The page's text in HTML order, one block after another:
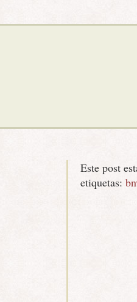
Este post
etiquetas: